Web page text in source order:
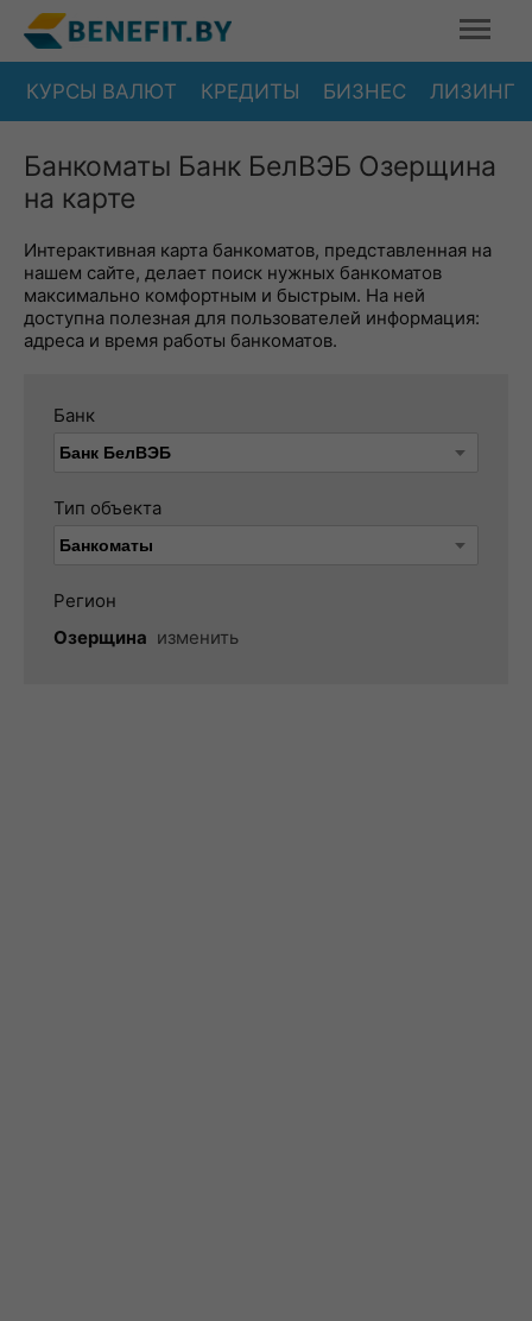
КУРСЫ ВАЛЮТ КРЕДИТЫ БИЗНЕС ЛИЗИНГ
Банкоматы Банк БелВЭБ Озерщина
на карте
Интерактивная карта банкоматов, представленная на
нашем сайте, делает поиск нужных банкоматов
максимально комфортным и быстрым. На ней
доступна полезная для пользователей информация:
адреса и время работы банкоматов.
Банк
Тип объекта
Регион
Озерщина изменить